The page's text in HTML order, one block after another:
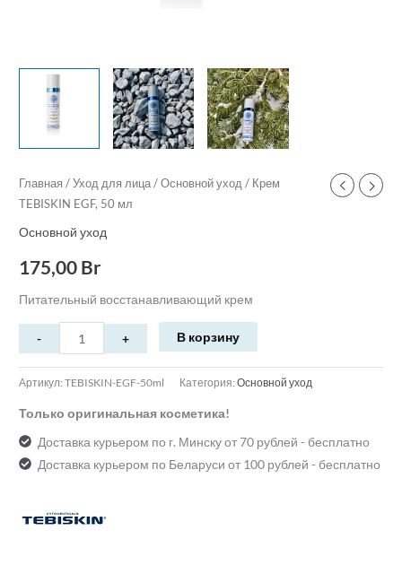
Главная /Уход для лица /Основной уход / Крем
TEBISKIN EGF, 50 мл
Основной уход
175,00 Br
Питательный восстанавливающий крем
В корзину
Артикул:TEBISKIN-EGF-50ml Категория:Основной уход
Только оригинальная косметика!
Доставка курьером по г. Минску от 70 рублей - бесплатно
Доставка курьером по Беларуси от 100 рублей - бесплатно